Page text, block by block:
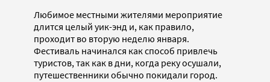
Любимое местными жителями мероприятие
длится целый уик-энд и, как правило,
проходит во вторую неделю января.
Фестиваль начинался как способ привлечь
туристов, так как в дни, когда реку осушали,
путешественники обычно покидали город.